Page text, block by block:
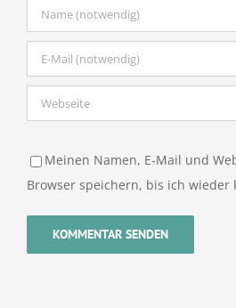
Meinen Namen, E-Mail und
Browser speichern, bis ich wieder